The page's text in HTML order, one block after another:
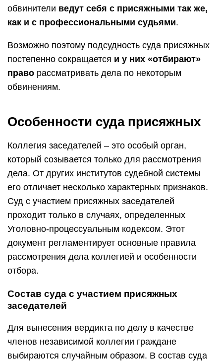
обвинители ведут себя с присяжными так же,
как и с профессиональными судьями.
Возможно поэтому подсудность суда присяжных
постепенно сокращается и у них «отбирают»
право рассматривать дела по некоторым
обвинениям.
Особенности суда присяжных
Коллегия заседателей – это особый орган,
который созывается только для рассмотрения
дела. От других институтов судебной системы
его отличает несколько характерных признаков.
Суд с участием присяжных заседателей
проходит только в случаях, определенных
Уголовно-процессуальным кодексом. Этот
документ регламентирует основные правила
рассмотрения дела коллегией и особенности
отбора.
Состав суда с участием присяжных
заседателей
Для вынесения вердикта по делу в качестве
членов независимой коллегии граждане
выбираются случайным образом. В состав суда